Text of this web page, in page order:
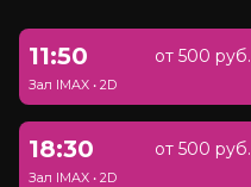
11:50 от 500 руб.
Зал IMAX • 2D
18:30 от 500 руб.
Зал IMAX • 2D